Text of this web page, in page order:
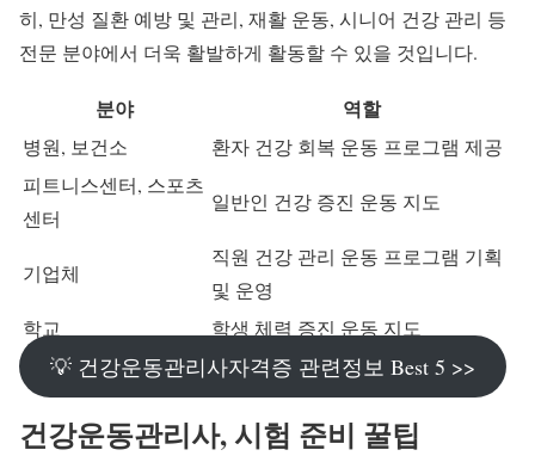
히, 만성 질환 예방 및 관리, 재활 운동, 시니어 건강 관리 등
전문 분야에서 더욱 활발하게 활동할 수 있을 것입니다.
분야 역할
병원, 보건소
환자 건강 회복 운동 프로그램 제공
피트니스센터, 스포츠
센터
일반인 건강 증진 운동 지도
기업체
직원 건강 관리 운동 프로그램 기획
및 운영
학교
학생 체력 증진 운동 지도
💡 건강운동관리사자격증 관련정보 Best 5 >>
건강운동관리사, 시험 준비 꿀팁